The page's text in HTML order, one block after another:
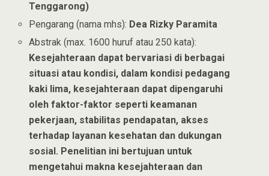
Tenggarong)
Pengarang (nama mhs): Dea Rizky Paramita
Abstrak (max. 1600 huruf atau 250 kata):
Kesejahteraan dapat bervariasi di berbagai
situasi atau kondisi, dalam kondisi pedagang
kaki lima, kesejahteraan dapat dipengaruhi
oleh faktor-faktor seperti keamanan
pekerjaan, stabilitas pendapatan, akses
terhadap layanan kesehatan dan dukungan
sosial. Penelitian ini bertujuan untuk
mengetahui makna kesejahteraan dan